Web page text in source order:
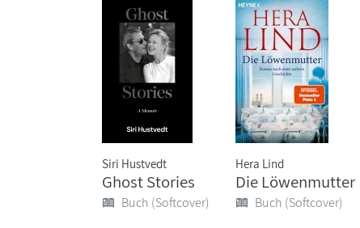
Siri Hustvedt
Ghost Stories
Buch (Softcover)
Hera Lind
Die Löwenmutter
Buch (Softcover)